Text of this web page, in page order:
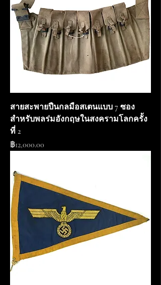
สายสะพายปืนกลมือสเตนแบบ 7 ซอง
สำหรับพลร่มอังกฤษในสงครามโลกครั้ง
ที่ 2
ราคา
฿12,000.00